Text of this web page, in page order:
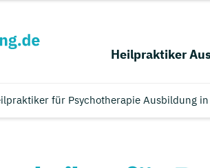
Heilpraktiker
für Psychotherapie Ausbildung in